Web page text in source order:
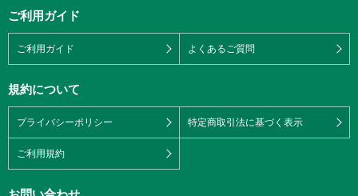
ご利用ガイド
ご利用ガイド よくあるご質問
規約について
プライバシーポリシー 特定商取引法に基づく表示
ご利用規約